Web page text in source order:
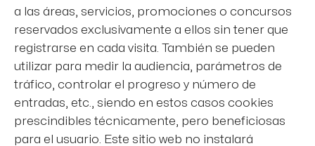
a las áreas, servicios, promociones o concursos
reservados exclusivamente a ellos sin tener que
registrarse en cada visita. También se pueden
utilizar para medir la audiencia, parámetros de
tráfico, controlar el progreso y número de
entradas, etc., siendo en estos casos cookies
prescindibles técnicamente, pero beneficiosas
para el usuario. Este sitio web no instalará